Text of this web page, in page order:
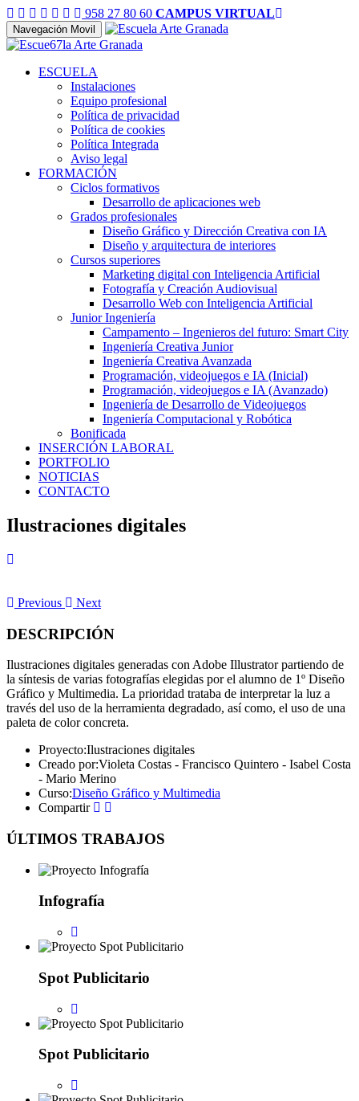
958 27 80 60 CAMPUS VIRTUAL
Navegación Movil
ESCUELA
Instalaciones
Equipo profesional
Política de privacidad
Política de cookies
Política Integrada
Aviso legal
FORMACIÓN
Ciclos formativos
Desarrollo de aplicaciones web
Grados profesionales
Diseño Gráfico y Dirección Creativa con IA
Diseño y arquitectura de interiores
Cursos superiores
Marketing digital con Inteligencia Artificial
Fotografía y Creación Audiovisual
Desarrollo Web con Inteligencia Artificial
Junior Ingeniería
Campamento – Ingenieros del futuro: Smart City
Ingeniería Creativa Junior
Ingeniería Creativa Avanzada
Programación, videojuegos e IA (Inicial)
Programación, videojuegos e IA (Avanzado)
Ingeniería de Desarrollo de Videojuegos
Ingeniería Computacional y Robótica
Bonificada
INSERCIÓN LABORAL
PORTFOLIO
NOTICIAS
CONTACTO
Ilustraciones digitales
Previous Next
DESCRIPCIÓN
Ilustraciones digitales generadas con Adobe Illustrator partiendo de
la síntesis de varias fotografías elegidas por el alumno de 1º Diseño
Gráfico y Multimedia. La prioridad trataba de interpretar la luz a
través del uso de la herramienta degradado, así como, el uso de una
paleta de color concreta.
Proyecto:Ilustraciones digitales
Creado por:Violeta Costas - Francisco Quintero - Isabel Costa
- Mario Merino
Curso:Diseño Gráfico y Multimedia
Compartir
ÚLTIMOS TRABAJOS
Infografía
Spot Publicitario
Spot Publicitario